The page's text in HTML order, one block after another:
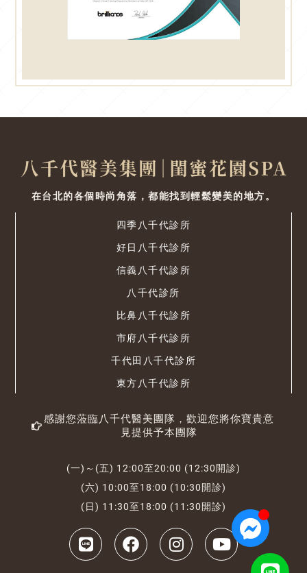
在台北的各個時尚角落，都能找到輕鬆變美的地方。
四季八千代診所
好日八千代診所
信義八千代診所
八千代診所
比鼻八千代診所
市府八千代診所
千代田八千代診所
東方八千代診所
感謝您蒞臨八千代醫美團隊，歡迎您將你寶貴意
見提供予本團隊
(一)～(五) 12:00至20:00 (12:30開診)
(六) 10:00至18:00 (10:30開診)
(日) 11:30至18:00 (11:30開診)